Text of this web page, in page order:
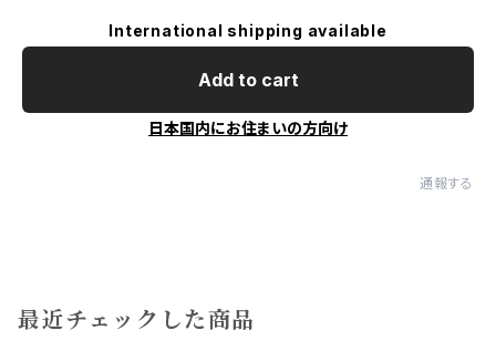
International shipping available
Add to cart
日本国内にお住まいの方向け
通報する
最近チェックした商品